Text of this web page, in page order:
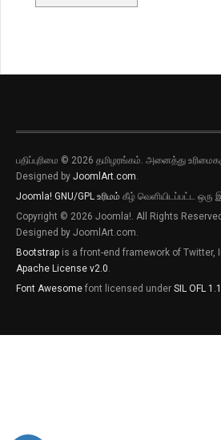
பதிப்புரிமை © 2026 தமிழரங்கம். அனைத்து
Designed by JoomlArt.com.
Joomla! GNU/GPL உரிமம் கீழ் வெளியிடப்பட்ட
Copyright © 2026 Joomla!. All Rights
Designed by JoomlArt.com.
Bootstrap is a front-end framework of Twitter,
Apache License v2.0.
Font Awesome font licensed under SIL OFL 1.1